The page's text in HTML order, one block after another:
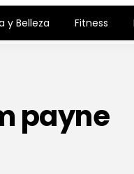
y Belleza Fitness
payne